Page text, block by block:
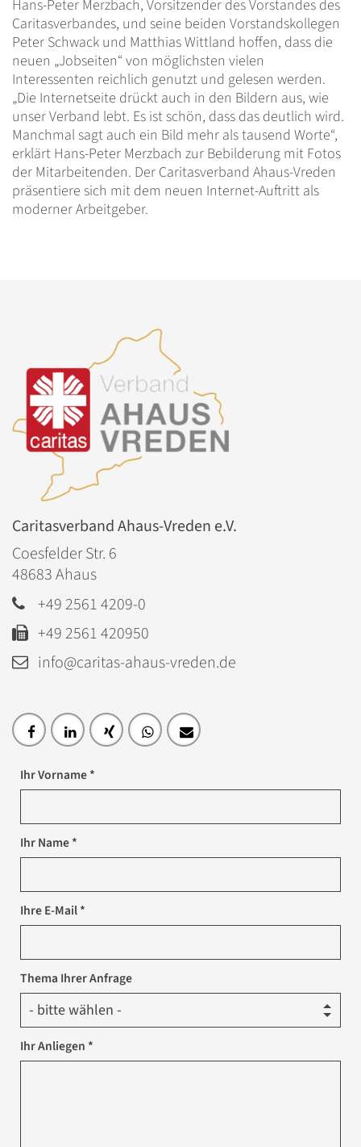
Hans-Peter Merzbach, Vorsitzender des Vorstandes des
Caritasverbandes, und seine beiden Vorstandskollegen
Peter Schwack und Matthias Wittland hoffen, dass die
neuen „Jobseiten“ von möglichsten vielen
Interessenten reichlich genutzt und gelesen werden.
„Die Internetseite drückt auch in den Bildern aus, wie
unser Verband lebt. Es ist schön, dass das deutlich wird.
Manchmal sagt auch ein Bild mehr als tausend Worte“,
erklärt Hans-Peter Merzbach zur Bebilderung mit Fotos
der Mitarbeitenden. Der Caritasverband Ahaus-Vreden
präsentiere sich mit dem neuen Internet-Auftritt als
moderner Arbeitgeber.
Ihr Vorname *
Ihr Name *
Ihre E-Mail *
Thema Ihrer Anfrage
Ihr Anliegen *
Caritasverband Ahaus-Vreden e.V.
Coesfelder Str. 6
48683Ahaus
+49 2561 4209-0
+49 2561 420950
info@caritas-ahaus-vreden.de